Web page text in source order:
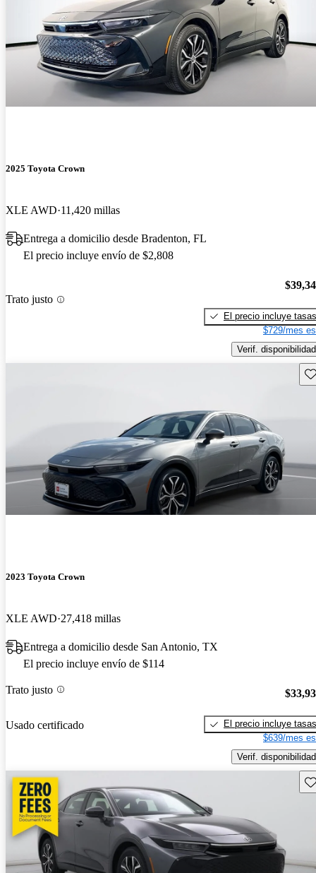
2025 Toyota Crown
XLE AWD 11,420 millas
Entrega a domicilio desde Bradenton, FL
El precio incluye envío de $2,808
Trato justo
El precio incluye tasas
$729/mes
Verif. disponibilidad
2023 Toyota Crown
XLE AWD 27,418 millas
Entrega a domicilio desde San Antonio, TX
El precio incluye envío de $114
Trato justo
Usado certificado
El precio incluye tasas
$639/mes
Verif. disponibilidad